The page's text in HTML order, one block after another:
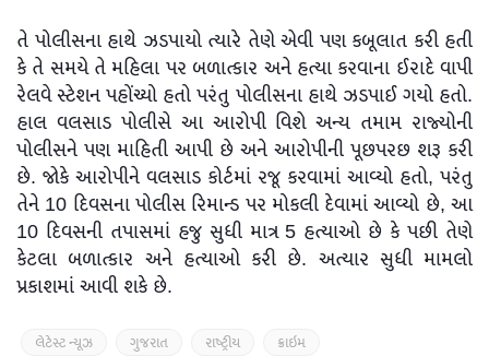
તે પોલીસના હાથે ઝડપાયો ત્યારે તેણે એવી પણ કબૂલાત કરી હતી
કે તે સમયે તે મહિલા પર બળાત્કાર અને હત્યા કરવાના ઈરાદે વાપી
રેલવે સ્ટેશન પહોંચ્યો હતો પરંતુ પોલીસના હાથે ઝડપાઈ ગયો હતો.
હાલ વલસાડ પોલીસે આ આરોપી વિશે અન્ય તમામ રાજ્યોની
પોલીસને પણ માહિતી આપી છે અને આરોપીની પૂછપરછ શરૂ કરી
છે. જોકે આરોપીને વલસાડ કોર્ટમાં રજૂ કરવામાં આવ્યો હતો, પરંતુ
તેને 10 દિવસના પોલીસ રિમાન્ડ પર મોકલી દેવામાં આવ્યો છે, આ
10 દિવસની તપાસમાં હજુ સુધી માત્ર 5 હત્યાઓ છે કે પછી તેણે
કેટલા બળાત્કાર અને હત્યાઓ કરી છે. અત્યાર સુધી મામલો
પ્રકાશમાં આવી શકે છે.
લેટેસ્ટ ન્યૂઝ ગુજરાત રાષ્ટ્રીય ક્રાઇમ